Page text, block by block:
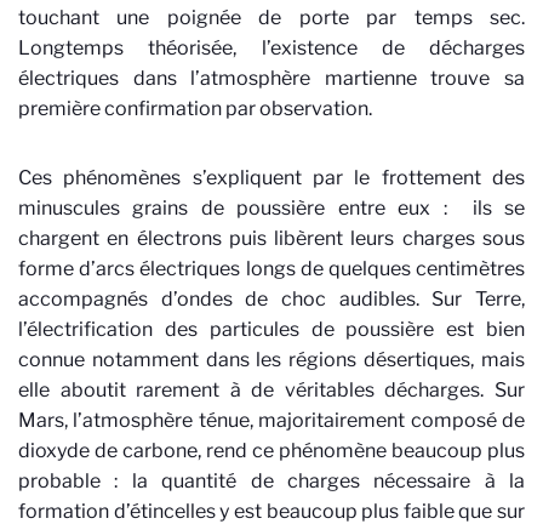
touchant une poignée de porte par temps sec.
Longtemps théorisée, l’existence de décharges
électriques dans l’atmosphère martienne trouve sa
première confirmation par observation.
Ces phénomènes s’expliquent par le frottement des
minuscules grains de poussière entre eux : ils se
chargent en électrons puis libèrent leurs charges sous
forme d’arcs électriques longs de quelques centimètres
accompagnés d’ondes de choc audibles. Sur Terre,
l’électrification des particules de poussière est bien
connue notamment dans les régions désertiques, mais
elle aboutit rarement à de véritables décharges. Sur
Mars, l’atmosphère ténue, majoritairement composé de
dioxyde de carbone, rend ce phénomène beaucoup plus
probable : la quantité de charges nécessaire à la
formation d’étincelles y est beaucoup plus faible que sur